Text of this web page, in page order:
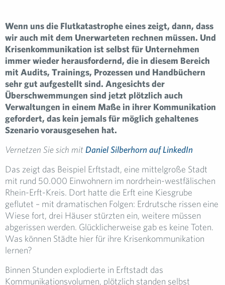
Wenn uns die Flutkatastrophe eines zeigt, dann, dass
wir auch mit dem Unerwarteten rechnen müssen. Und
Krisenkommunikation ist selbst für Unternehmen
immer wieder herausfordernd, die in diesem Bereich
mit Audits, Trainings, Prozessen und Handbüchern
sehr gut aufgestellt sind. Angesichts der
Überschwemmungen sind jetzt plötzlich auch
Verwaltungen in einem Maße in ihrer Kommunikation
gefordert, das kein jemals für möglich gehaltenes
Szenario vorausgesehen hat.
Vernetzen Sie sich mit Daniel Silberhorn auf LinkedIn
Das zeigt das Beispiel Erftstadt, eine mittelgroße Stadt
mit rund 50.000 Einwohnern im nordrhein-westfälischen
Rhein-Erft-Kreis. Dort hatte die Erft eine Kiesgrube
geflutet – mit dramatischen Folgen: Erdrutsche rissen eine
Wiese fort, drei Häuser stürzten ein, weitere müssen
abgerissen werden. Glücklicherweise gab es keine Toten.
Was können Städte hier für ihre Krisenkommunikation
lernen?
Binnen Stunden explodierte in Erftstadt das
Kommunikationsvolumen, plötzlich standen selbst